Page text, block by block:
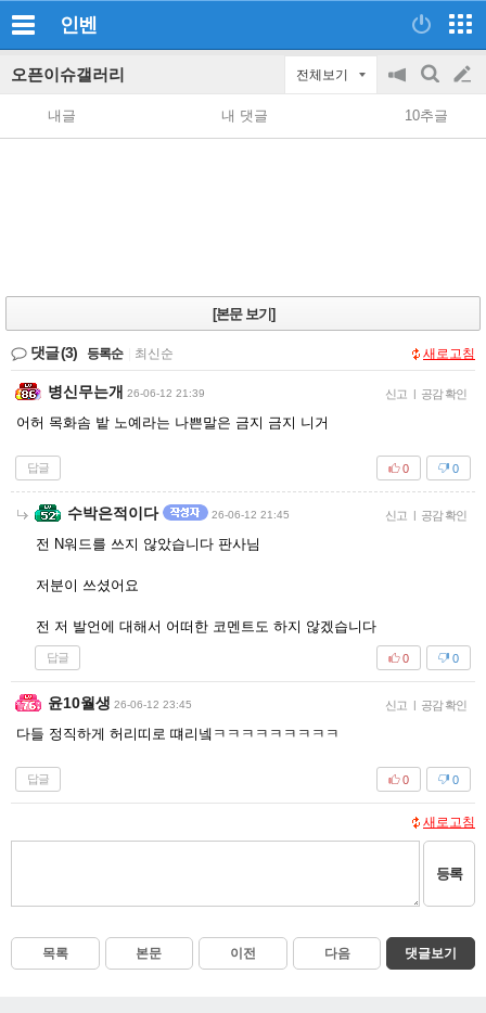
인벤
오픈이슈갤러리 전체보기
공
지
on/off
검
색
글
쓰
내글 내 댓글 10추글
[본문 보기]
댓글(3) 등록순 최신순 새로고침
병신무는개 26-06-12 21:39 신고 | 공감 확인
어허 목화솜 밭 노예라는 나쁜말은 금지 금지 니거
답글 0
0
수박은적이다 26-06-12 21:45 신고 | 공감 확인
전 N워드를 쓰지 않았습니다 판사님
저분이 쓰셨어요
전 저 발언에 대해서 어떠한 코멘트도 하지 않겠습니다
답글 0
0
윤10월생 26-06-12 23:45 신고 | 공감 확인
다들 정직하게 허리띠로 떄리넼ㅋㅋㅋㅋㅋㅋㅋㅋㅋ
답글 0
0
새로고침
등록
목록 본문 이전 다음 댓글보기